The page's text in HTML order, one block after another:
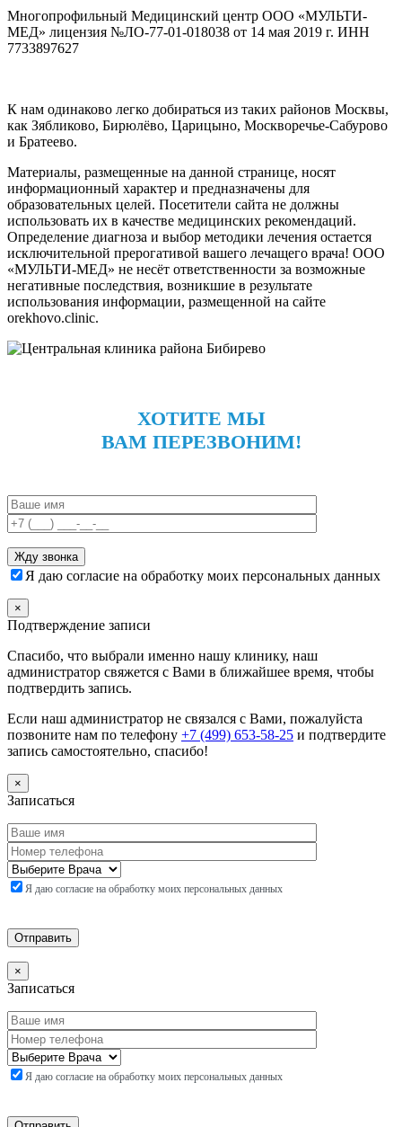
Многопрофильный Медицинский центр ООО «МУЛЬТИ-
МЕД» лицензия №ЛО-77-01-018038 от 14 мая 2019 г. ИНН
7733897627
К нам одинаково легко добираться из таких районов Москвы,
как Зябликово, Бирюлёво, Царицыно, Москворечье-Сабурово
и Братеево.
Материалы, размещенные на данной странице, носят
информационный характер и предназначены для
образовательных целей. Посетители сайта не должны
использовать их в качестве медицинских рекомендаций.
Определение диагноза и выбор методики лечения остается
исключительной прерогативой вашего лечащего врача! ООО
«МУЛЬТИ-МЕД» не несёт ответственности за возможные
негативные последствия, возникшие в результате
использования информации, размещенной на сайте
orekhovo.clinic.
ХОТИТЕ МЫ
ВАМ ПЕРЕЗВОНИМ!
Я даю согласие на обработку моих персональных данных
×
Подтверждение записи
Спасибо, что выбрали именно нашу клинику, наш
администратор свяжется с Вами в ближайшее время, чтобы
подтвердить запись.
Если наш администратор не связался с Вами, пожалуйста
позвоните нам по телефону +7 (499) 653-58-25 и подтвердите
запись самостоятельно, спасибо!
×
Записаться
Я даю согласие на обработку моих персональных данных
×
Записаться
Я даю согласие на обработку моих персональных данных